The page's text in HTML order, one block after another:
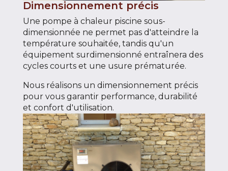
Dimensionnement précis
Une pompe à chaleur piscine sous-
dimensionnée ne permet pas d'atteindre la
température souhaitée, tandis qu'un
équipement surdimensionné entraînera des
cycles courts et une usure prématurée.
Nous réalisons un dimensionnement précis
pour vous garantir performance, durabilité
et confort d'utilisation.